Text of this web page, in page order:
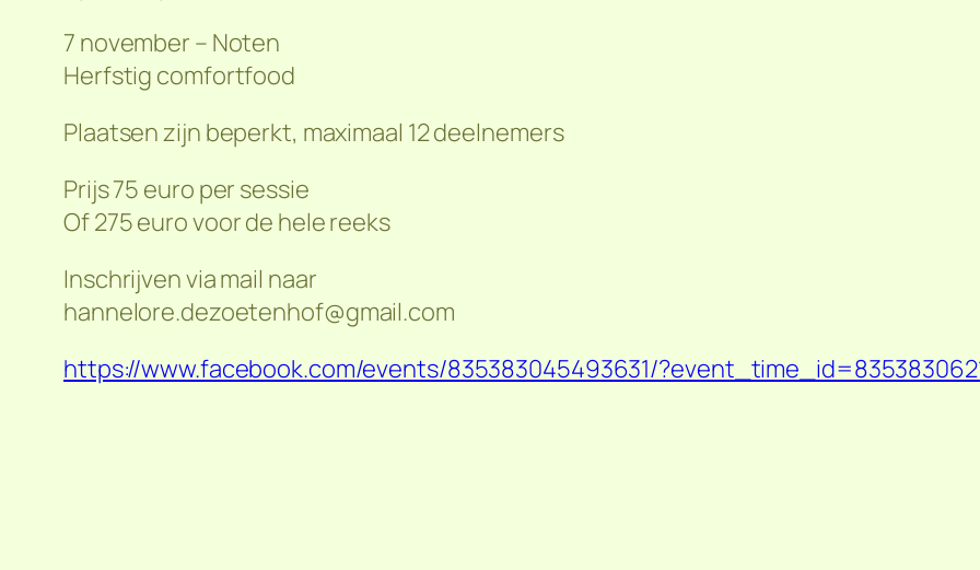
7 november – Noten
Herfstig comfortfood
Plaatsen zijn beperkt, maximaal 12 deelnemers
Prijs 75 euro per sessie
Of 275 euro voor de hele reeks
Inschrijven via mail naar
hannelore.dezoetenhof@gmail.com
https://www.facebook.com/events/835383045493631/